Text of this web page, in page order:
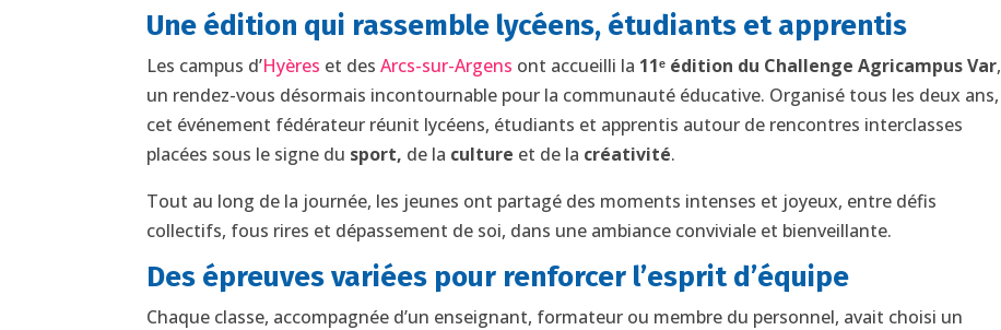
Une édition qui rassemble lycéens, étudiants et apprentis
Les campus d’Hyères et desArcs-sur-Argens ont accueilli la 11ᵉ édition du Challenge Agricampus Var,
un rendez-vous désormais incontournable pour la communauté éducative. Organisé tous les deux ans,
cet événement fédérateur réunit lycéens, étudiants et apprentis autour de rencontres interclasses
placées sous le signe du sport, de la culture et de la créativité.
Tout au long de la journée, les jeunes ont partagé des moments intenses et joyeux, entre défis
collectifs, fous rires et dépassement de soi, dans une ambiance conviviale et bienveillante.
Des épreuves variées pour renforcer l’esprit d’équipe
Chaque classe, accompagnée d’un enseignant, formateur ou membre du personnel, avait choisi un